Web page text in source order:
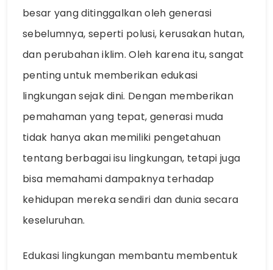
besar yang ditinggalkan oleh generasi
sebelumnya, seperti polusi, kerusakan hutan,
dan perubahan iklim. Oleh karena itu, sangat
penting untuk memberikan edukasi
lingkungan sejak dini. Dengan memberikan
pemahaman yang tepat, generasi muda
tidak hanya akan memiliki pengetahuan
tentang berbagai isu lingkungan, tetapi juga
bisa memahami dampaknya terhadap
kehidupan mereka sendiri dan dunia secara
keseluruhan.
Edukasi lingkungan membantu membentuk